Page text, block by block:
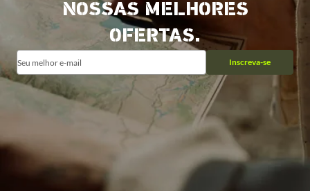
NOSSAS MELHORES
OFERTAS.
Inscreva-se